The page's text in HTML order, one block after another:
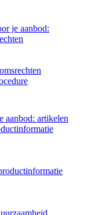
je aanbod:
aanbod: artikelen